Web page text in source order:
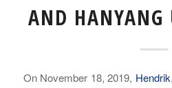
AND HANYANG
On November 18, 2019, Hendrik